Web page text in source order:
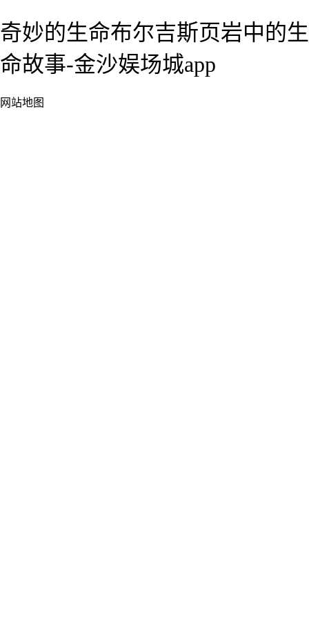
奇妙的生命布尔吉斯页岩中的生
命故事-金沙娱场城app
网站地图